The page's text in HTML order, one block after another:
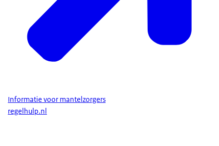
Informatie voor mantelzorgers
regelhulp.nl